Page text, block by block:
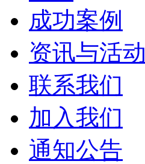
成功案例
资讯与活动
联系我们
加入我们
通知公告